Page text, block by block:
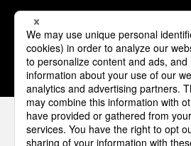
3 4 5
パナソニックの電気設備